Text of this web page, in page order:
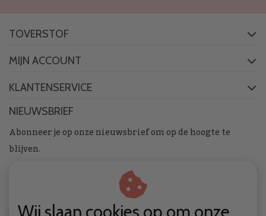
TOVERSTOF
MIJN ACCOUNT
KLANTENSERVICE
NIEUWSBRIEF
Abonneer je op onze nieuwsbrief om op de hoogte te
blijven.
Wij slaan cookies op om onze